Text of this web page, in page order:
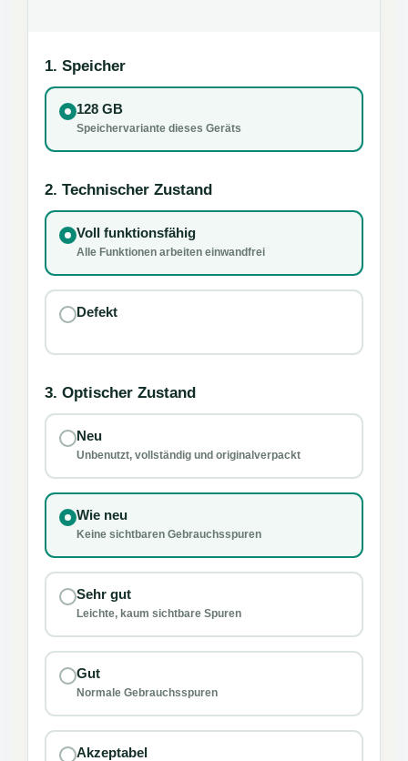
1. Speicher
128 GB
Speichervariante dieses Geräts
2. Technischer Zustand
Voll funktionsfähig
Alle Funktionen arbeiten einwandfrei
Defekt
3. Optischer Zustand
Neu
Unbenutzt, vollständig und originalverpackt
Wie neu
Keine sichtbaren Gebrauchsspuren
Sehr gut
Leichte, kaum sichtbare Spuren
Gut
Normale Gebrauchsspuren
Akzeptabel